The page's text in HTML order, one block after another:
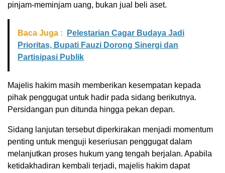
pinjam-meminjam uang, bukan jual beli aset.
Baca Juga :
Pelestarian Cagar Budaya Jadi
Prioritas, Bupati Fauzi Dorong Sinergi dan
Partisipasi Publik
Majelis hakim masih memberikan kesempatan kepada
pihak penggugat untuk hadir pada sidang berikutnya.
Persidangan pun ditunda hingga pekan depan.
Sidang lanjutan tersebut diperkirakan menjadi momentum
penting untuk menguji keseriusan penggugat dalam
melanjutkan proses hukum yang tengah berjalan. Apabila
ketidakhadiran kembali terjadi, majelis hakim dapat